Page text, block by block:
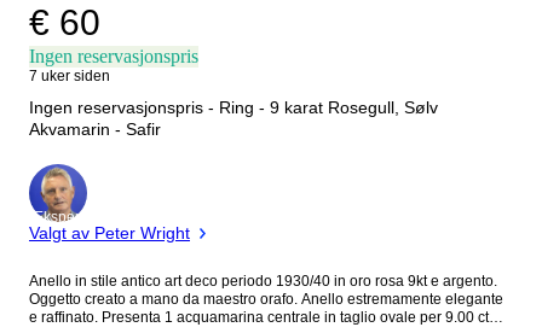
€ 60
Ingen reservasjonspris
7 uker siden
Ingen reservasjonspris - Ring - 9 karat Rosegull, Sølv
Akvamarin - Safir
Ekspert
Valgt av Peter Wright
Anello in stile antico art deco periodo 1930/40 in oro rosa 9kt e argento.
Oggetto creato a mano da maestro orafo. Anello estremamente elegante
e raffinato. Presenta 1 acquamarina centrale in taglio ovale per 9.00 ct